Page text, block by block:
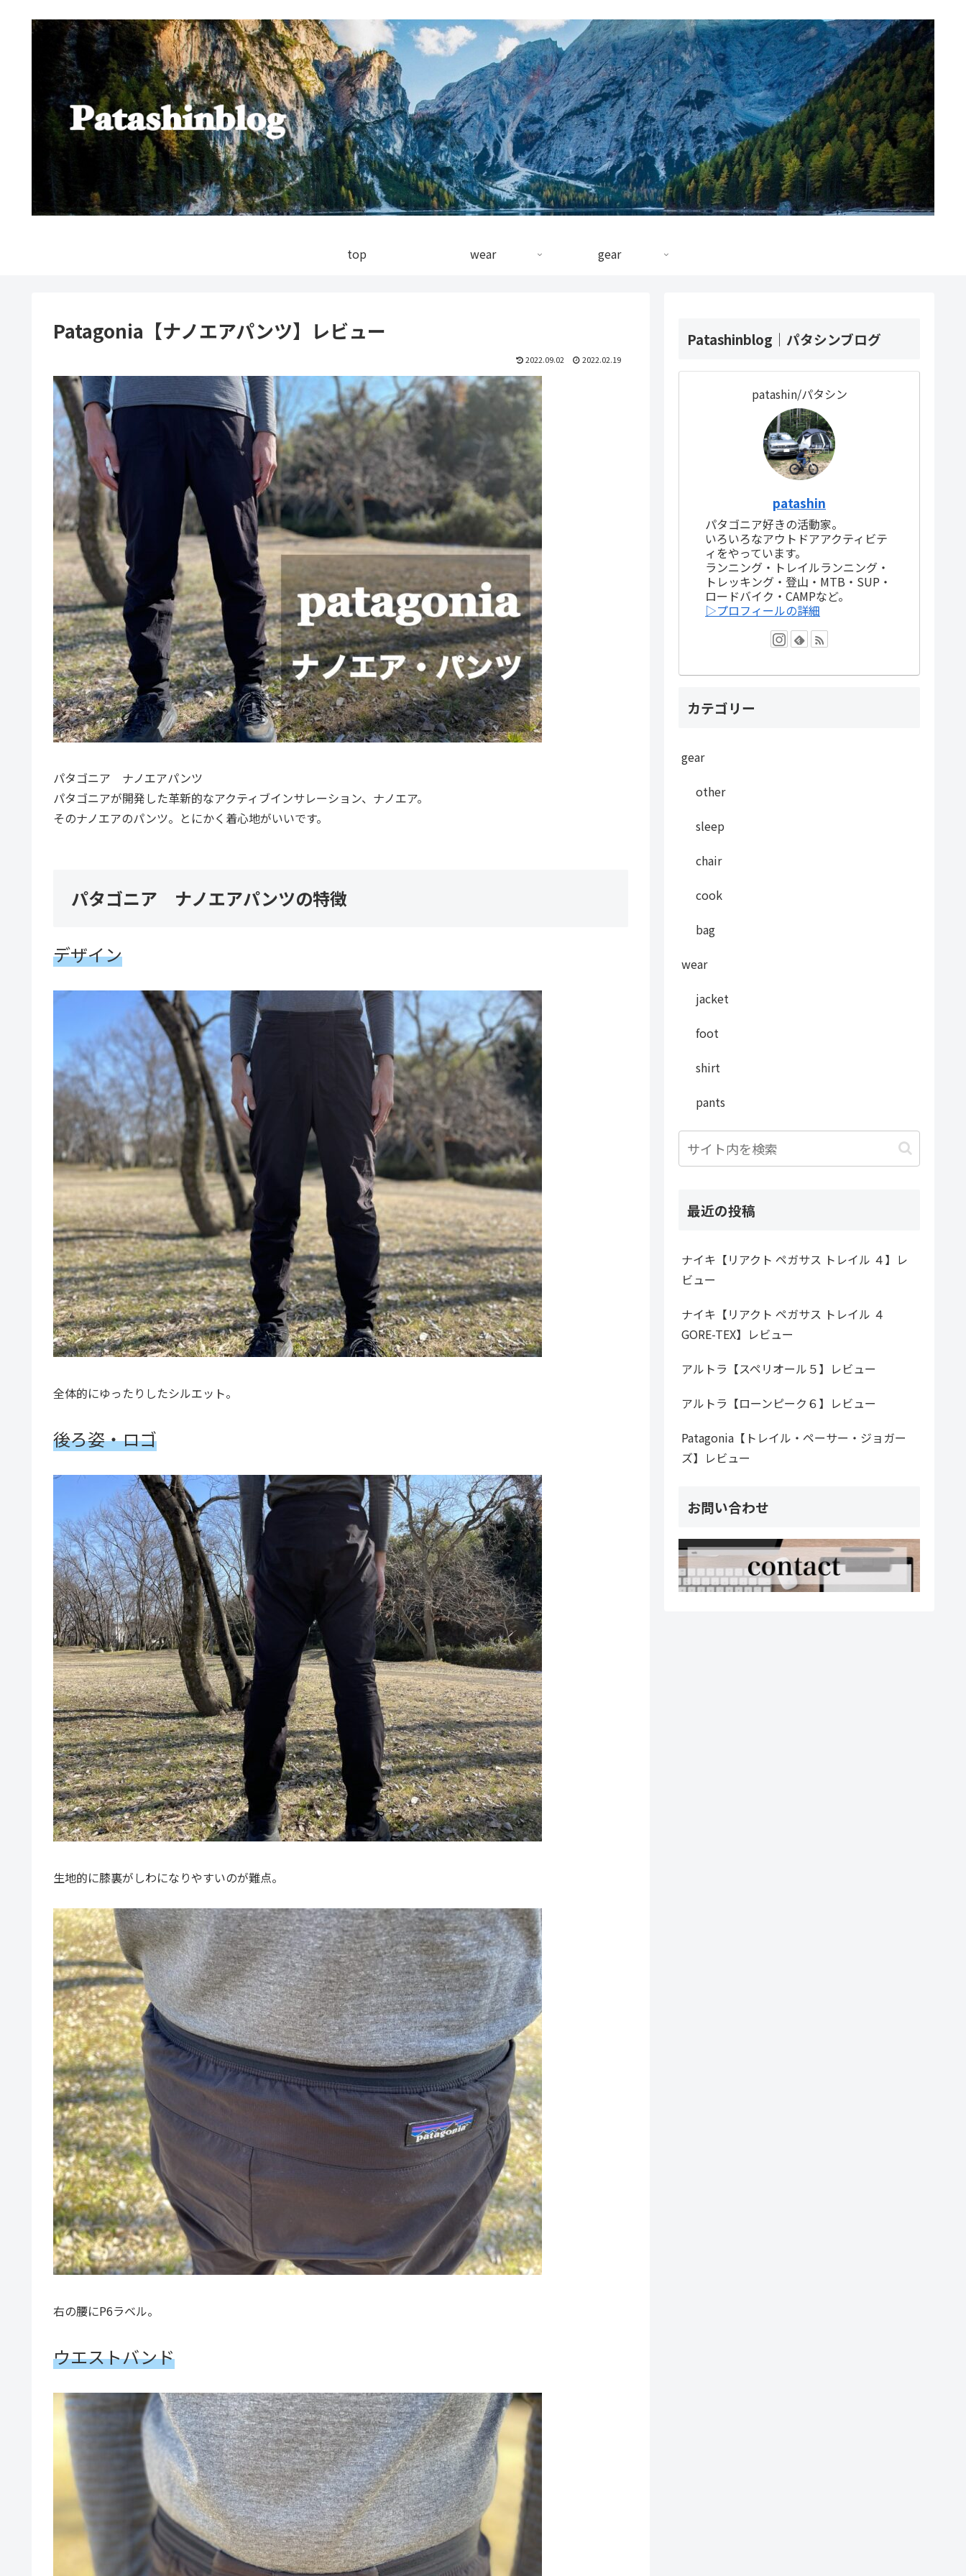
top wear gear
Patagonia【ナノエアパンツ】レビュー
2022.09.02 2022.02.19
パタゴニア ナノエアパンツ
パタゴニアが開発した革新的なアクティブインサレーション、ナノエア。
そのナノエアのパンツ。とにかく着心地がいいです。
パタゴニア ナノエアパンツの特徴
デザイン
全体的にゆったりしたシルエット。
後ろ姿・ロゴ
生地的に膝裏がしわになりやすいのが難点。
右の腰にP6ラベル。
ウエストバンド
Patashinblog｜パタシンブログ
patashin/パタシン
patashin
パタゴニア好きの活動家。
いろいろなアウトドアアクティビテ
ィをやっています。
ランニング・トレイルランニング・
トレッキング・登山・MTB・SUP・
ロードバイク・CAMPなど。
▷プロフィールの詳細
カテゴリー
gear
other
sleep
chair
cook
bag
wear
jacket
foot
shirt
pants
最近の投稿
ナイキ【リアクト ペガサス トレイル ４】レ
ビュー
ナイキ【リアクト ペガサス トレイル ４
GORE-TEX】レビュー
アルトラ【スペリオール５】レビュー
アルトラ【ローンピーク６】レビュー
Patagonia【トレイル・ペーサー・ジョガー
ズ】レビュー
お問い合わせ